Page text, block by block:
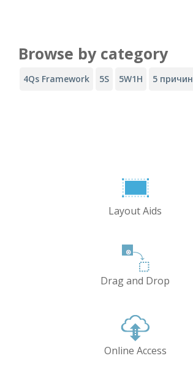
Browse by category
4Qs Framework 5S 5W1H 5 причин
Layout Aids
Drag and Drop
Online Access